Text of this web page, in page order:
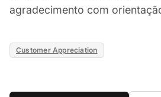
agradecimento com
Customer Appreciation